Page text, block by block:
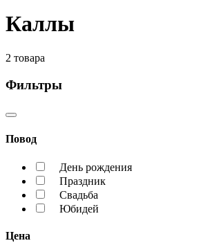
Каллы
2 товара
Фильтры
Повод
День рождения
Праздник
Свадьба
Юбидей
Цена